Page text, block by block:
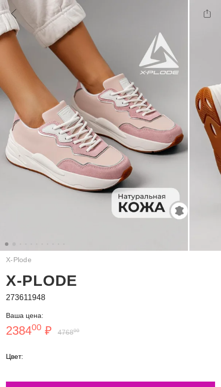
X-Plode
X-PLODE
273611948
Ваша цена:
238400 ₽ 476800
Цвет: